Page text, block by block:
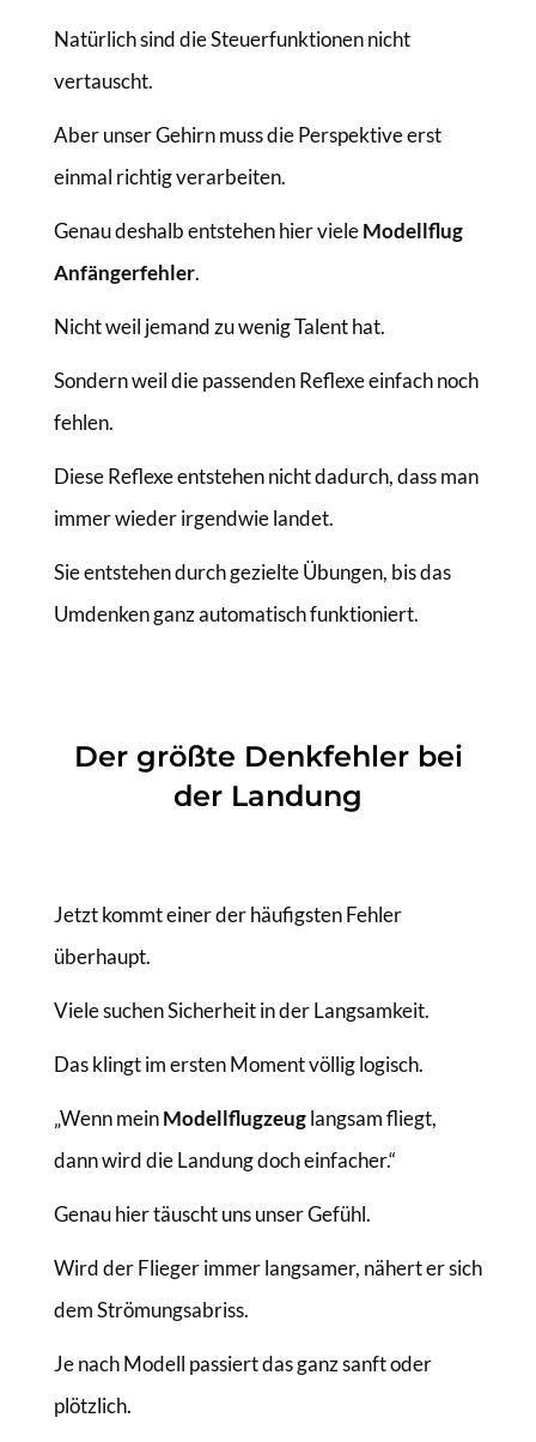
Natürlich sind die Steuerfunktionen nicht
vertauscht.
Aber unser Gehirn muss die Perspektive erst
einmal richtig verarbeiten.
Genau deshalb entstehen hier vieleModellflug
Anfängerfehler.
Nicht weil jemand zu wenig Talent hat.
Sondern weil die passenden Reflexe einfach noch
fehlen.
Diese Reflexe entstehen nicht dadurch, dass man
immer wieder irgendwie landet.
Sie entstehen durch gezielte Übungen, bis das
Umdenken ganz automatisch funktioniert.
Der größte Denkfehler bei
der Landung
Jetzt kommt einer der häufigsten Fehler
überhaupt.
Viele suchen Sicherheit in der Langsamkeit.
Das klingt im ersten Moment völlig logisch.
„Wenn meinModellflugzeuglangsam fliegt,
dann wird die Landung doch einfacher.“
Genau hier täuscht uns unser Gefühl.
Wird der Flieger immer langsamer, nähert er sich
dem Strömungsabriss.
Je nach Modell passiert das ganz sanft oder
plötzlich.